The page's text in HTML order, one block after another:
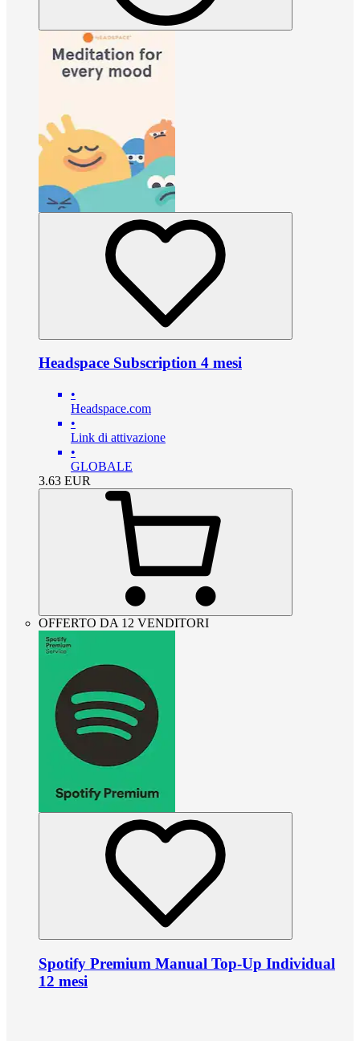
Headspace Subscription 4 mesi
•
Headspace.com
•
Link di attivazione
•
GLOBALE
3.63 EUR
OFFERTO DA 12 VENDITORI
Spotify Premium Manual Top-Up Individual
12 mesi